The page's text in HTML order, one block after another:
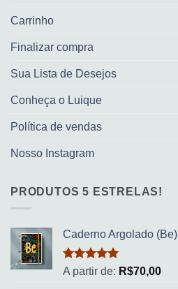
Carrinho
Finalizar compra
Sua Lista de Desejos
Conheça o Luique
Política de vendas
Nosso Instagram
PRODUTOS 5 ESTRELAS!
Caderno Argolado (Be)
Avaliação
5.00
A partir de: R$70,00